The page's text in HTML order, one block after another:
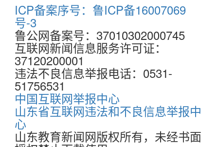
ICP备案序号：鲁ICP备16007069
号-3
鲁公网备案号：37010302000745
互联网新闻信息服务许可证：
37120200001
违法不良信息举报电话：0531-
51756531
中国互联网举报中心
山东省互联网违法和不良信息举报中
心
山东教育新闻网版权所有，未经书面